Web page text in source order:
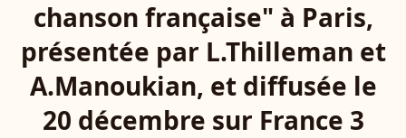
chanson française" à Paris,
présentée par L.Thilleman et
A.Manoukian, et diffusée le
20 décembre sur France 3